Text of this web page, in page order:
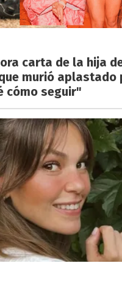
carta de la hija
murió aplastado
cómo seguir"